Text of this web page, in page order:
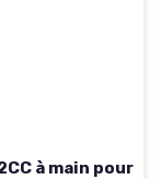
à main pour